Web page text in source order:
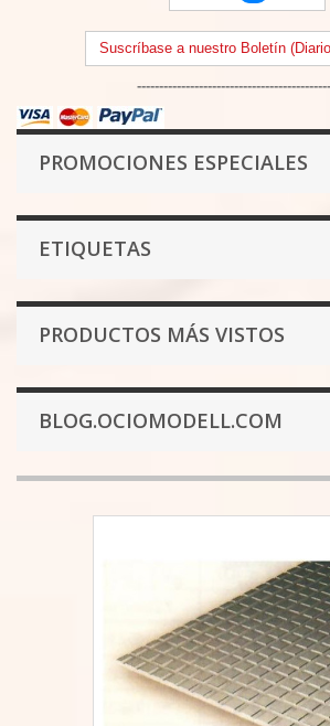
Suscríbase a nuestro Boletín
PROMOCIONES ESPECIALES
ETIQUETAS
PRODUCTOS MÁS VISTOS
BLOG.OCIOMODELL.COM